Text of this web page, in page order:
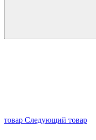
товар Следующий товар